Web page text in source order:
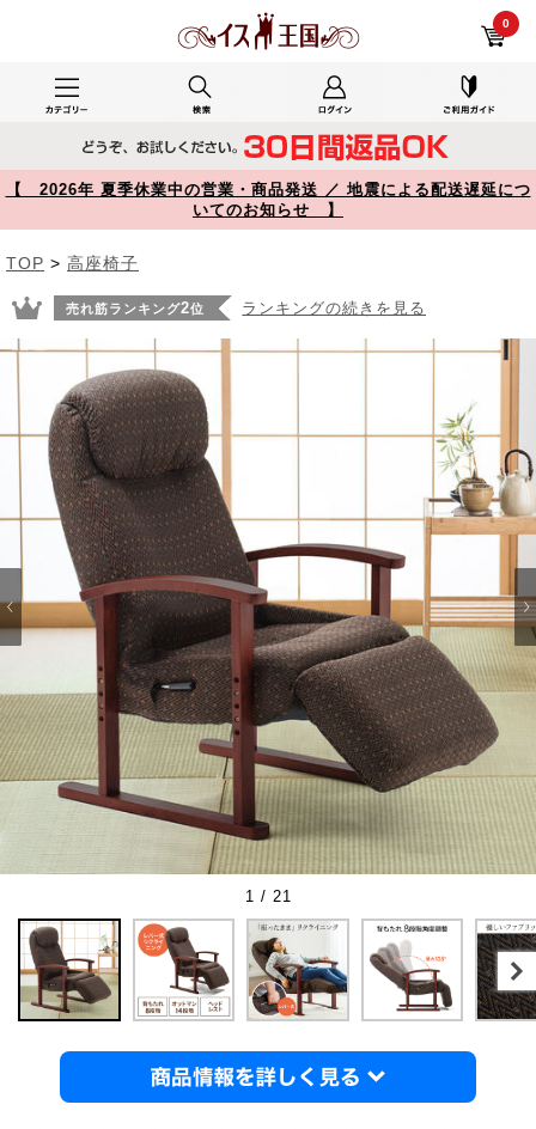
0
【 2026年 夏季休業中の営業・商品発送 ／ 地震による配送遅延につ
いてのお知らせ 】
TOP > 高座椅子
売れ筋ランキング2位 ランキングの続きを見る
Prev
1 / 21